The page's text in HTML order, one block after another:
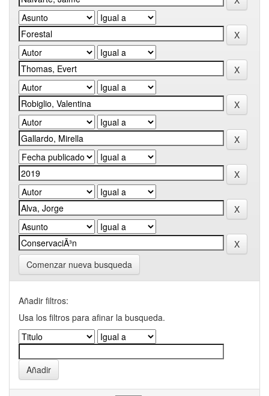
Comenzar nueva busqueda
Añadir filtros:
Usa los filtros para afinar la busqueda.